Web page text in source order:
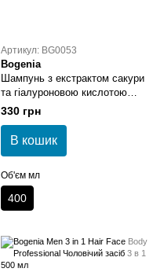
Артикул: BG0053
Bogenia
Шампунь з екстрактом сакури
та гіалуроновою кислотою
Bogenia Sakura Shampoo 400
330 грн
В кошик
Об'єм мл
400